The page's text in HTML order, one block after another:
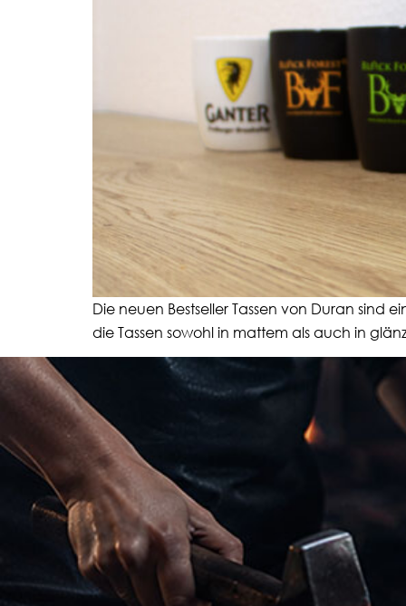
Die neuen Bestseller Tassen von Duran sind
die Tassen sowohl in mattem als auch in